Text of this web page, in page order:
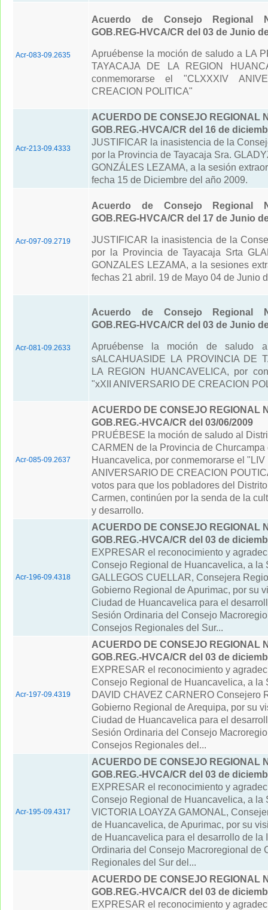
Acr-083-09.2635
Acuerdo de Consejo Regional
GOB.REG-HVCA/CR del 03 de Junio
Apruébense la moción de saludo a LA
TAYACAJA DE LA REGION
conmemorarse el "CLXXXIV
CREACION POLITICA"
Acr-213-09.4333
ACUERDO DE CONSEJO REGIONAL
GOB.REG.-HVCA/CR del 16 de
JUSTIFICAR la inasistencia de la
por la Provincia de Tayacaja Sra.
GONZÁLES LEZAMA, a la sesión
fecha 15 de Diciembre del año 2009.
Acr-097-09.2719
Acuerdo de Consejo Regional
GOB.REG-HVCA/CR del 17 de Junio
JUSTIFICAR la inasistencia de la
por la Provincia de Tayacaja Srta
GONZALES LEZAMA, a la sesiones
fechas 21 abril. 19 de Mayo 04 de Junio
Acr-081-09.2633
Acuerdo de Consejo Regional
GOB.REG-HVCA/CR del 03 de Junio
Apruébense la moción de saludo
sALCAHUASIDE LA PROVINCIA DE
LA REGION HUANCAVELICA, por
"xXII ANIVERSARIO DE CREACION
Acr-085-09.2637
ACUERDO DE CONSEJO REGIONAL
GOB.REG.-HVCA/CR del 03/06/2009
PRUÉBESE la moción de saludo al
CARMEN de la Provincia de Churcampa
Huancavelica, por conmemorarse el "LIV
ANIVERSARIO DE CREACION
votos para que los pobladores del
Carmen, continúen por la senda de la
y desarrollo.
Acr-196-09.4318
ACUERDO DE CONSEJO REGIONAL
GOB.REG.-HVCA/CR del 03 de
EXPRESAR el reconocimiento y
Consejo Regional de Huancavelica, a la
GALLEGOS CUELLAR, Consejera
Gobierno Regional de Apurimac, por su
Ciudad de Huancavelica para el
Sesión Ordinaria del Consejo
Consejos Regionales del Sur...
Acr-197-09.4319
ACUERDO DE CONSEJO REGIONAL
GOB.REG.-HVCA/CR del 03 de
EXPRESAR el reconocimiento y
Consejo Regional de Huancavelica, a la
DAVID CHAVEZ CARNERO Consejero
Gobierno Regional de Arequipa, por su
Ciudad de Huancavelica para el
Sesión Ordinaria del Consejo
Consejos Regionales del...
Acr-195-09.4317
ACUERDO DE CONSEJO REGIONAL
GOB.REG.-HVCA/CR del 03 de
EXPRESAR el reconocimiento y
Consejo Regional de Huancavelica, a la
VICTORIA LOAYZA GAMONAL,
de Huancavelica, de Apurimac, por su
de Huancavelica para el desarrollo de la
Ordinaria del Consejo Macroregional de
Regionales del Sur del...
ACUERDO DE CONSEJO REGIONAL
GOB.REG.-HVCA/CR del 03 de
EXPRESAR el reconocimiento y